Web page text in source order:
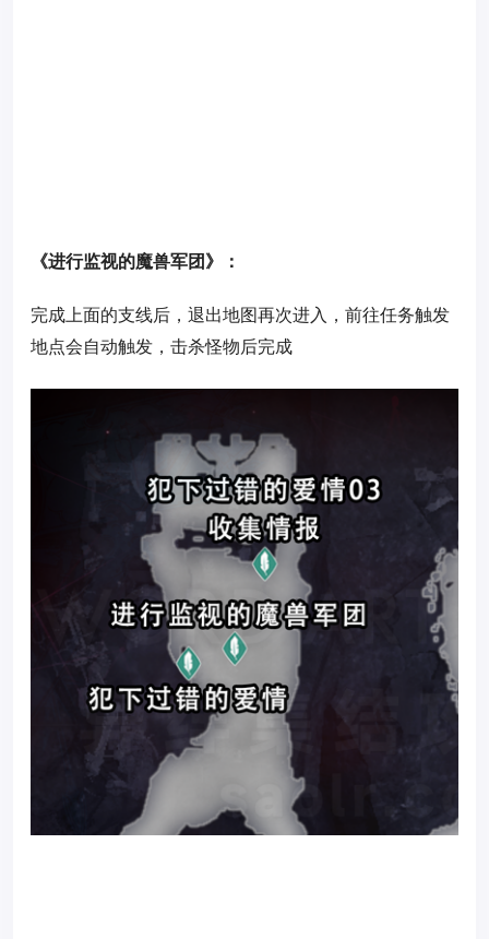
《进行监视的魔兽军团》：
完成上面的支线后，退出地图再次进入，前往任务触发
地点会自动触发，击杀怪物后完成